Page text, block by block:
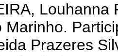
Louhanna
Marinho.
Prazeres